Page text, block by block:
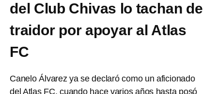
del Club Chivas lo tachan de
traidor por apoyar al Atlas
FC
Canelo Álvarez ya se declaró como un aficionado
del Atlas FC, cuando hace varios años hasta posó